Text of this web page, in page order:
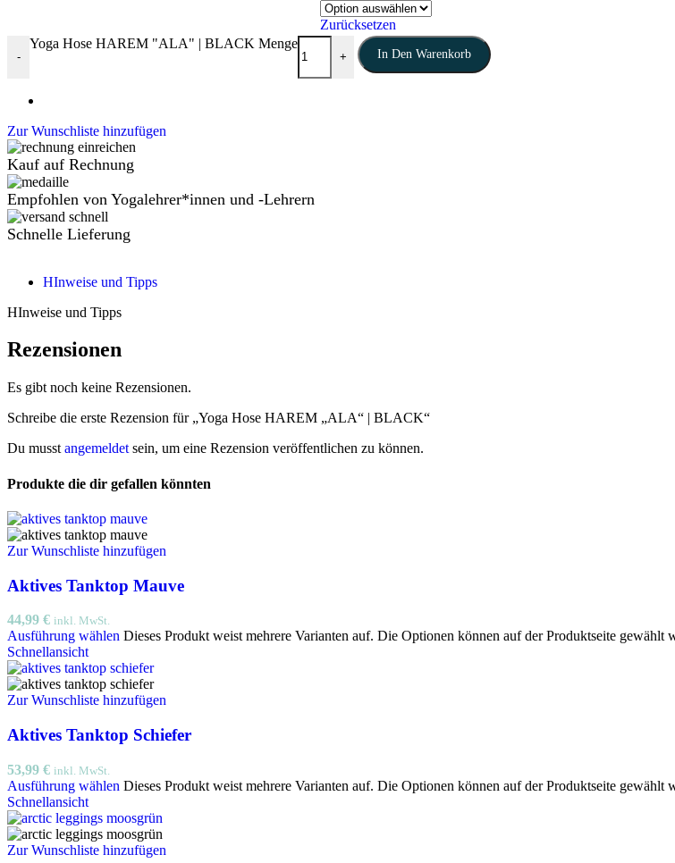
Zurücksetzen
-
Yoga Hose HAREM "ALA" | BLACK Menge
+ In Den Warenkorb
Zur Wunschliste hinzufügen
Kauf auf Rechnung
Empfohlen von Yogalehrer*innen und -Lehrern
Schnelle Lieferung
HInweise und Tipps
HInweise und Tipps
Rezensionen
Es gibt noch keine Rezensionen.
Schreibe die erste Rezension für „Yoga Hose HAREM „ALA“ | BLACK“
Du musst angemeldet sein, um eine Rezension veröffentlichen zu können.
Produkte die dir gefallen könnten
Zur Wunschliste hinzufügen
Aktives Tanktop Mauve
44,99 € inkl. MwSt.
Ausführung wählen Dieses Produkt weist mehrere Varianten auf. Die Optionen können auf der Produktseite gewählt
Schnellansicht
Zur Wunschliste hinzufügen
Aktives Tanktop Schiefer
53,99 € inkl. MwSt.
Ausführung wählen Dieses Produkt weist mehrere Varianten auf. Die Optionen können auf der Produktseite gewählt
Schnellansicht
Zur Wunschliste hinzufügen